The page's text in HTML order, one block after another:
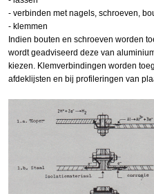
- verbinden met nagels, schroeven,
- klemmen
Indien bouten en schroeven worden
wordt geadviseerd deze van
kiezen. Klemverbindingen worden
afdeklijsten en bij profileringen van